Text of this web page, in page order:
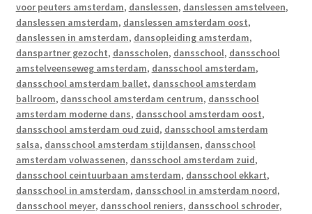
voor peuters amsterdam, danslessen, danslessen amstelveen,
danslessen amsterdam, danslessen amsterdam oost,
danslessen in amsterdam, dansopleiding amsterdam,
danspartner gezocht, dansscholen, dansschool, dansschool
amstelveenseweg amsterdam, dansschool amsterdam,
dansschool amsterdam ballet, dansschool amsterdam
ballroom, dansschool amsterdam centrum, dansschool
amsterdam moderne dans, dansschool amsterdam oost,
dansschool amsterdam oud zuid, dansschool amsterdam
salsa, dansschool amsterdam stijldansen, dansschool
amsterdam volwassenen, dansschool amsterdam zuid,
dansschool ceintuurbaan amsterdam, dansschool ekkart,
dansschool in amsterdam, dansschool in amsterdam noord,
dansschool meyer, dansschool reniers, dansschool schroder,